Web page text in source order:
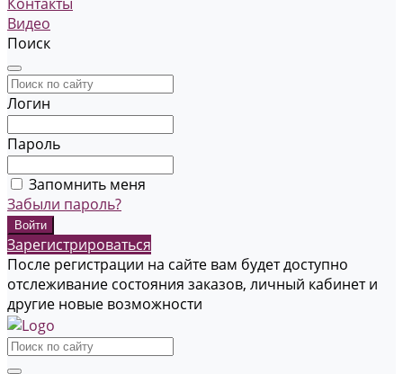
Видео
Поиск
Логин
Пароль
Запомнить меня
Забыли пароль?
Зарегистрироваться
После регистрации на сайте вам будет доступно
отслеживание состояния заказов, личный кабинет и
другие новые возможности